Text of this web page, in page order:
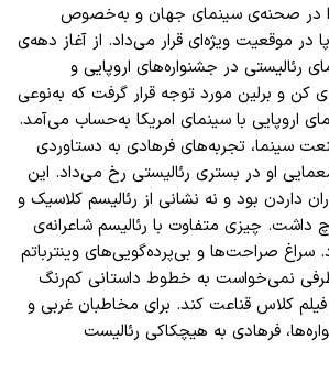
در صحنه‌ی سینمای جهان و به‌خصوص
در موقعیت ویژه‌ای قرار می‌داد. از آغاز دهه‌ی
رئالیستی در جشنواره‌های اروپایی و
و برلین مورد توجه قرار گرفت که به‌نوعی
اروپایی با سینمای امریکا به‌حساب می‌آمد.
سینما، تجربه‌های فرهادی به دستاوردی
او در بستری رئالیستی رخ می‌داد. این
داردن بود و نه نشانی از رئالیسم کلاسیک و
داشت. چیزی متفاوت با رئالیسم شاعرانه‌ی
سراغ صراحت‌ها و بی‌پرده‌گویی‌های وینترباتم
نمی‌خواست به خطوط داستانی کم‌رنگ
فیلم کلاس قناعت کند. برای مخاطبان غربی و
فرهادی به هیچکاکی رئالیست